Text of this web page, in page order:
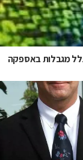
מגבלות באספקה